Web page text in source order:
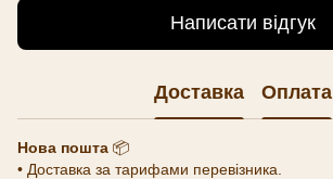
Написати відгук
Доставка Оплата
Нова пошта 📦
• Доставка за тарифами перевізника.